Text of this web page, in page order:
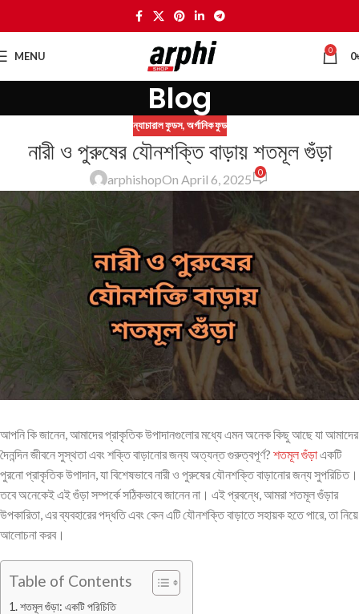
MENU 0 0
Blog
ন্যাচারাল ফুডস,অর্গানিক ফুড
নারী ও পুরুষের যৌনশক্তি বাড়ায় শতমূল গুঁড়া
arphishopOn April 6, 2025 0
আপনি কি জানেন, আমাদের প্রাকৃতিক উপাদানগুলোর মধ্যে এমন অনেক কিছু আছে যা আমাদের
দৈনন্দিন জীবনে সুস্থতা এবং শক্তি বাড়ানোর জন্য অত্যন্ত গুরুত্বপূর্ণ? শতমূল গুঁড়াএকটি
পুরনো প্রাকৃতিক উপাদান, যা বিশেষভাবে নারী ও পুরুষের যৌনশক্তি বাড়ানোর জন্য সুপরিচিত।
তবে অনেকেই এই গুঁড়া সম্পর্কে সঠিকভাবে জানেন না। এই প্রবন্ধে, আমরা শতমূল গুঁড়ার
উপকারিতা, এর ব্যবহারের পদ্ধতি এবং কেন এটি যৌনশক্তি বাড়াতে সহায়ক হতে পারে, তা নিয়ে
আলোচনা করব।
Table of Contents
শতমূল গুঁড়া: একটি পরিচিতি